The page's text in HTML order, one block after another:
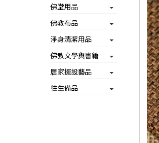
佛堂用品
佛教布品
淨身清潔用品
佛教文學與書籍
居家擺設藝品
往生備品